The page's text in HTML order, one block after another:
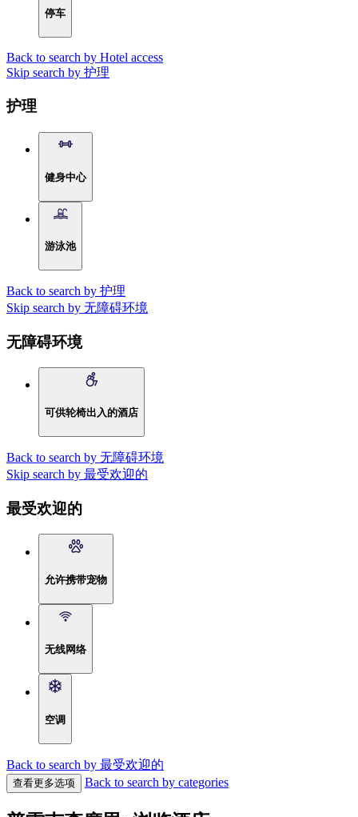
停车
Back to search by Hotel access
Skip search by 护理
护理
健身中心
游泳池
Back to search by 护理
Skip search by 无障碍环境
无障碍环境
可供轮椅出入的酒店
Back to search by 无障碍环境
Skip search by 最受欢迎的
最受欢迎的
允许携带宠物
无线网络
空调
Back to search by 最受欢迎的
查看更多选项 Back to search by categories